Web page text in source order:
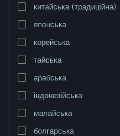
Змінити мову
Переглянути повну версію
китайська (традиційна)
японська
корейська
тайська
арабська
індонезійська
малайська
болгарська
Результатів вашого пошуку: 2.
уподобань було виключено